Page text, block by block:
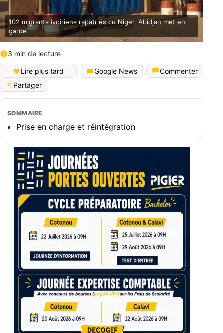
102 migrants ivoiriens rapatriés du Niger, Abidjan met en
garde
3 min de lecture
Lire plus tard Google News
Commenter
Partager
SOMMAIRE
Prise en charge et réintégration